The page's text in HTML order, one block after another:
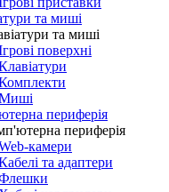
та миші
та миші
поверхні
периферія
периферія
камери
та адаптери